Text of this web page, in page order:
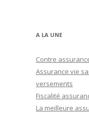
A LA UNE
Contre
Assurance vie
versements
Fiscalité
La meilleure